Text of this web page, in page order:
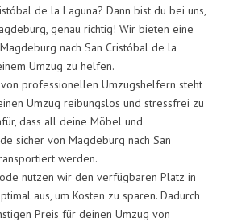
de la Laguna? Dann bist du bei uns,
genau richtig! Wir bieten eine
nach San Cristóbal de la
Umzug zu helfen.
professionellen Umzugshelfern steht
Umzug reibungslos und stressfrei zu
dass all deine Möbel und
sicher von Magdeburg nach San
werden.
nutzen wir den verfügbaren Platz in
aus, um Kosten zu sparen. Dadurch
Preis für deinen Umzug von